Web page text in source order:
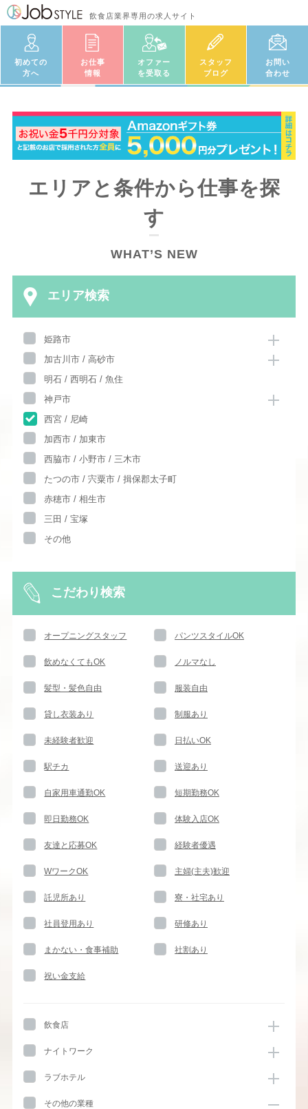
飲食店業界専用の求人サイト
初めての
方へ
お仕事
情報
オファー
を受取る
スタッフ
ブログ
お問い
合わせ
エリアと条件から仕事を探
す
WHAT’S NEW
エリア検索
姫路市
加古川市 / 高砂市
明石 / 西明石 / 魚住
神戸市
西宮 / 尼崎
加西市 / 加東市
西脇市 / 小野市 / 三木市
たつの市 / 宍粟市 / 揖保郡太子町
赤穂市 / 相生市
三田 / 宝塚
その他
こだわり検索
オープニングスタッフ パンツスタイルOK
飲めなくてもOK ノルマなし
髪型・髪色自由 服装自由
貸し衣装あり 制服あり
未経験者歓迎 日払いOK
駅チカ 送迎あり
自家用車通勤OK 短期勤務OK
即日勤務OK 体験入店OK
友達と応募OK 経験者優遇
WワークOK 主婦(主夫)歓迎
託児所あり 寮・社宅あり
社員登用あり 研修あり
まかない・食事補助 社割あり
祝い金支給
飲食店
ナイトワーク
ラブホテル
その他の業種